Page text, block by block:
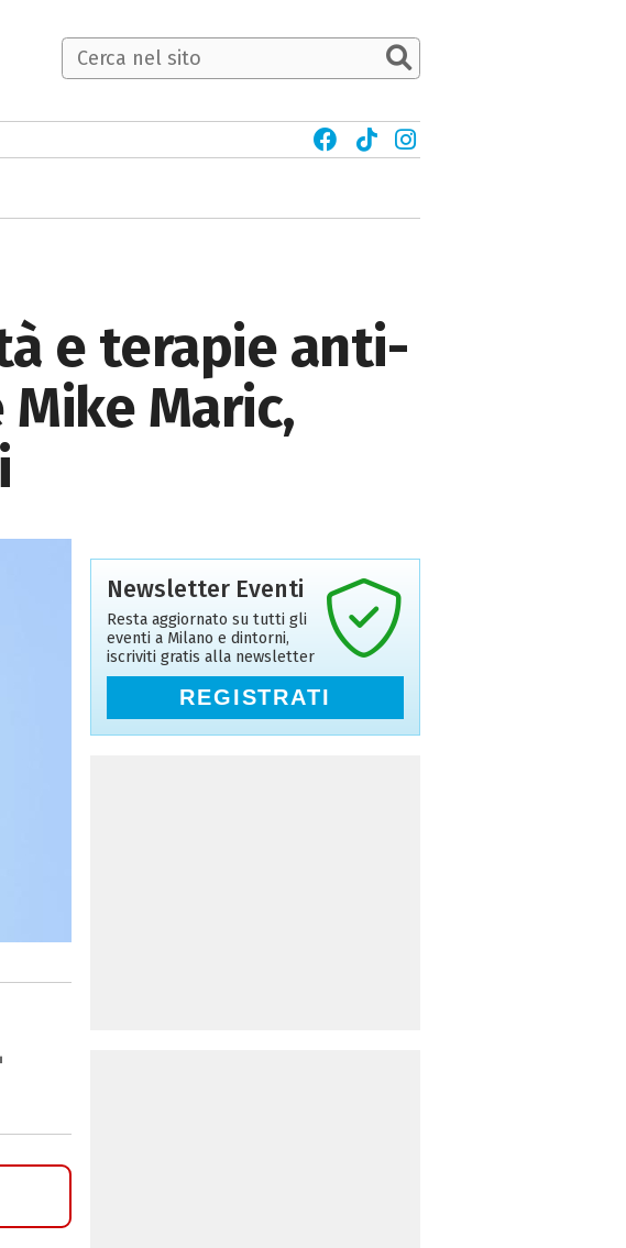
e terapie anti-
Maric,
Newsletter Eventi
Resta aggiornato su tutti gli
eventi a Milano e dintorni,
iscriviti gratis alla newsletter
REGISTRATI